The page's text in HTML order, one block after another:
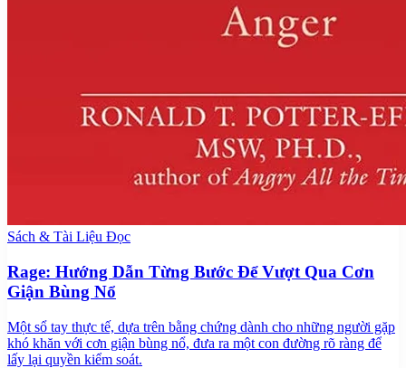
Sách & Tài Liệu Đọc
Rage: Hướng Dẫn Từng Bước Để Vượt Qua Cơn
Giận Bùng Nổ
Một sổ tay thực tế, dựa trên bằng chứng dành cho những người gặp
khó khăn với cơn giận bùng nổ, đưa ra một con đường rõ ràng để
lấy lại quyền kiểm soát.